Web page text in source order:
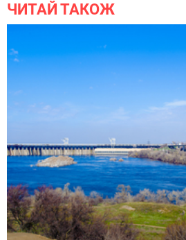
ЧИТАЙ ТАКОЖ